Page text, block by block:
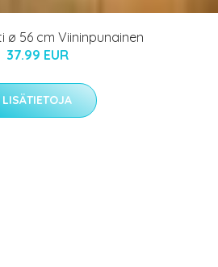
ø 56 cm Viininpunainen
37.99 EUR
LISÄTIETOJA